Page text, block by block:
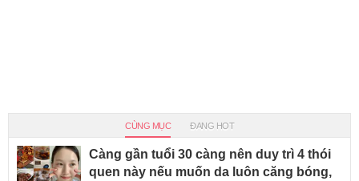
CÙNG MỤC ĐANG HOT
Càng gần tuổi 30 càng nên duy trì 4 thói
quen này nếu muốn da luôn căng bóng,